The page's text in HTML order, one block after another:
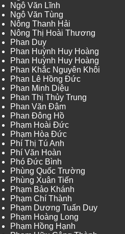
Ngô Văn Lĩnh
Ngô Văn Tùng
Nông Thanh Hải
Nông Thị Hoài Thương
Phan Duy
Phan Huỳnh Huy Hoàng
Phan Huỳnh Huy Hoàng
Phan Khắc Nguyên Khôi
Phan Lê Hồng Đức
Phan Minh Diệu
Phan Thị Thủy Trung
Phan Văn Đậm
Phan Đông Hồ
Phạm Hoài Đức
Phạm Hòa Đức
Phí Thị Tú Anh
Phí Văn Hoàn
Phó Đức Bình
Phùng Quốc Trường
Phùng Xuân Tiến
Phạm Bảo Khánh
Phạm Chí Thành
Phạm Dương Tuấn Duy
Phạm Hoàng Long
Phạm Hồng Hạnh